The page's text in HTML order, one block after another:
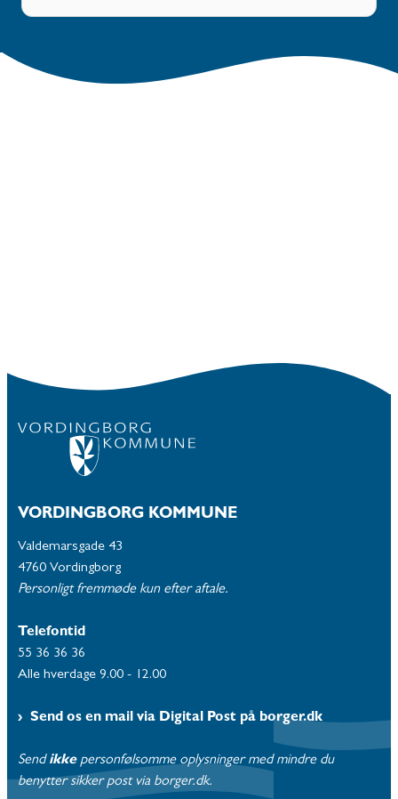
VORDINGBORG KOMMUNE
Valdemarsgade 43
4760 Vordingborg
Personligt fremmøde kun efter aftale.
Telefontid
55 36 36 36
Alle hverdage 9.00 - 12.00
Send os en mail via Digital Post på borger.dk
Send ikke personfølsomme oplysninger med mindre du
benytter sikker post via borger.dk.